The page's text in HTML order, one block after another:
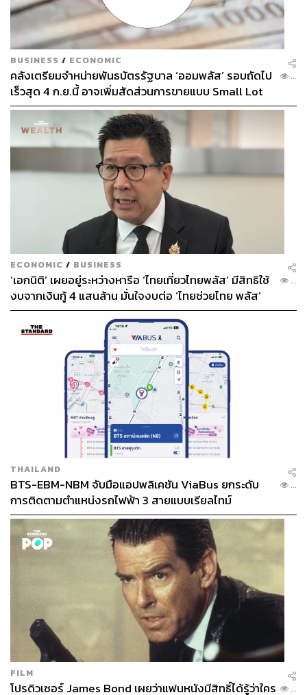
เหรียญรุ่นเลื่อนสมณศักดิ์ หลวงพ่อทวด วัดช้างให้ พ.ศ. 2508
(เนื้อทองแดง ราคาเช่าประมาณ 1 ล้านบาท)
เหรียญเลื่อนพระสมณศักดิ์ สร้างในวาระเลื่อนสมณศักดิ์ของ
หลวงพ่อทวดเมื่อปี 2508 เชื่อกันว่าคนที่เป็นเจ้าของจะได้ยศ
ตำแหน่ง อีกทั้งพระเครื่องหลวงพ่อทวดเด่นเรื่องแคล้วคลาด
ปลอดภัย โดยเนื้ออัลปากา (โลหะผสมระหว่างทองแดงกับ
) ราคาอยู่ที่ 4 แสนบาทในองค์ที่สวยสมบูรณ์ แต่ถ้าเป็น
เนื้อทองแดงจะแพงขึ้นไปอีก อยู่ที่ประมาณ 1 ล้านบาท
BUSINESS / ECONOMIC
คลังเตรียมจำหน่ายพันธบัตรรัฐบาล ‘ออมพลัส’ รอบถัดไป
เร็วสุด 4 ก.ย.นี้ อาจเพิ่มสัดส่วนการขายแบบ Small Lot
First มากขึ้น
...
ECONOMIC / BUSINESS
‘เอกนิติ’ เผยอยู่ระหว่างหารือ ‘ไทยเที่ยวไทยพลัส’ มีสิทธิใช้
งบจากเงินกู้ 4 แสนล้าน มั่นใจงบต่อ ‘ไทยช่วยไทย พลัส’
เฟส 2 มีเพียงพอ
...
THAILAND
BTS-EBM-NBM จับมือแอปพลิเคชัน ViaBus ยกระดับ
การติดตามตำแหน่งรถไฟฟ้า 3 สายแบบเรียลไทม์
...
FILM
โปรดิวเซอร์ James Bond เผยว่าแฟนหนังมีสิทธิ์ได้รู้ว่าใคร
...